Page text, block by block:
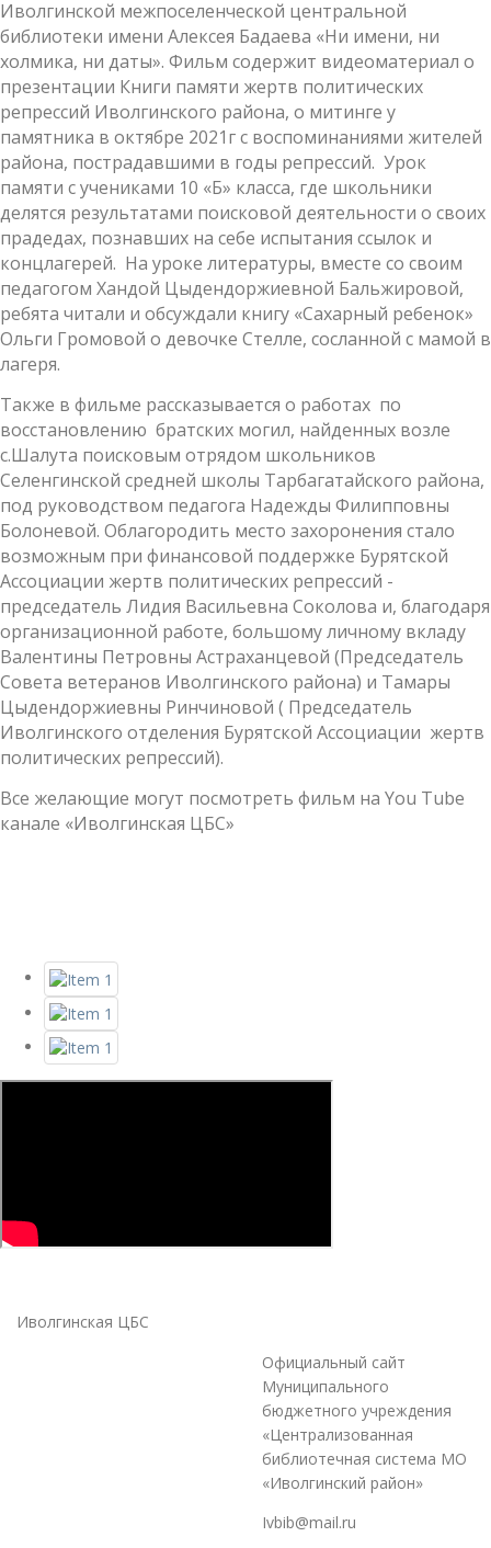
Иволгинской межпоселенческой центральной
библиотеки имени Алексея Бадаева «Ни имени, ни
холмика, ни даты». Фильм содержит видеоматериал о
презентации Книги памяти жертв политических
репрессий Иволгинского района, о митинге у
памятника в октябре 2021г с воспоминаниями жителей
района, пострадавшими в годы репрессий. Урок
памяти с учениками 10 «Б» класса, где школьники
делятся результатами поисковой деятельности о своих
прадедах, познавших на себе испытания ссылок и
концлагерей. На уроке литературы, вместе со своим
педагогом Хандой Цыдендоржиевной Бальжировой,
ребята читали и обсуждали книгу «Сахарный ребенок»
Ольги Громовой о девочке Стелле, сосланной с мамой в
лагеря.
Также в фильме рассказывается о работах по
восстановлению братских могил, найденных возле
с.Шалута поисковым отрядом школьников
Селенгинской средней школы Тарбагатайского района,
под руководством педагога Надежды Филипповны
Болоневой. Облагородить место захоронения стало
возможным при финансовой поддержке Бурятской
Ассоциации жертв политических репрессий -
председатель Лидия Васильевна Соколова и, благодаря
организационной работе, большому личному вкладу
Валентины Петровны Астраханцевой (Председатель
Совета ветеранов Иволгинского района) и Тамары
Цыдендоржиевны Ринчиновой ( Председатель
Иволгинского отделения Бурятской Ассоциации жертв
политических репрессий).
Все желающие могут посмотреть фильм на You Tube
канале «Иволгинская ЦБС»
Иволгинская ЦБС
Официальный сайт
Муниципального
бюджетного учреждения
«Централизованная
библиотечная система МО
«Иволгинский район»
Ivbib@mail.ru